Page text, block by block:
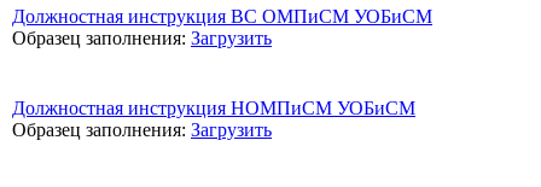
Должностная инструкция ВС ОМПиСМ УОБиСМ
Образец заполнения: Загрузить
Должностная инструкция НОМПиСМ УОБиСМ
Образец заполнения: Загрузить